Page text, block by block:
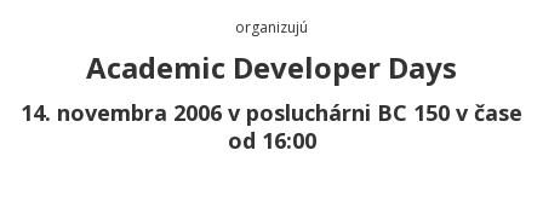
organizujú
Academic Developer Days
14. novembra 2006 v posluchárni BC 150 v čase
od 16:00